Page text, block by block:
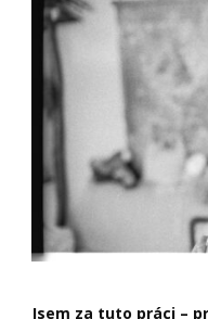
Jsem za tuto práci –